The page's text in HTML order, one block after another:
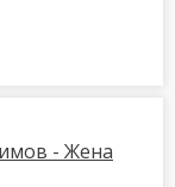
- Жена